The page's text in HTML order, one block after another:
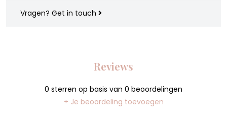
Vragen? Get in touch
Reviews
0 sterren op basis van 0 beoordelingen
+ Je beoordeling toevoegen